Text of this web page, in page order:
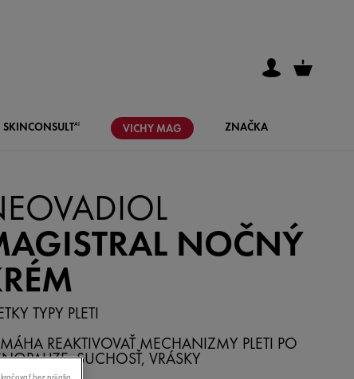
SKINCONSULTAI VICHYMAG ZNAČKA
NOČNÝ
TYPY PLETI
REAKTIVOVAŤ MECHANIZMY PLETI PO
SUCHOSŤ, VRÁSKY